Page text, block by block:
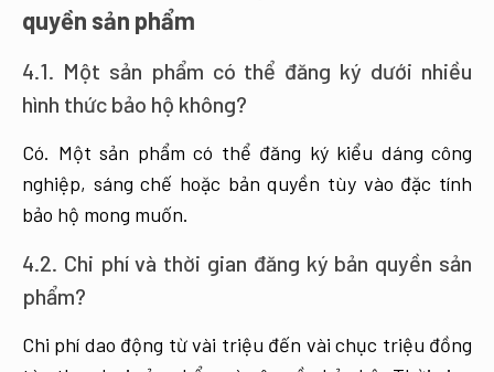
quyền sản phẩm
4.1. Một sản phẩm có thể đăng ký dưới nhiều
hình thức bảo hộ không?
Có. Một sản phẩm có thể đăng ký kiểu dáng công
nghiệp, sáng chế hoặc bản quyền tùy vào đặc tính
bảo hộ mong muốn.
4.2. Chi phí và thời gian đăng ký bản quyền sản
phẩm?
Chi phí dao động từ vài triệu đến vài chục triệu đồng